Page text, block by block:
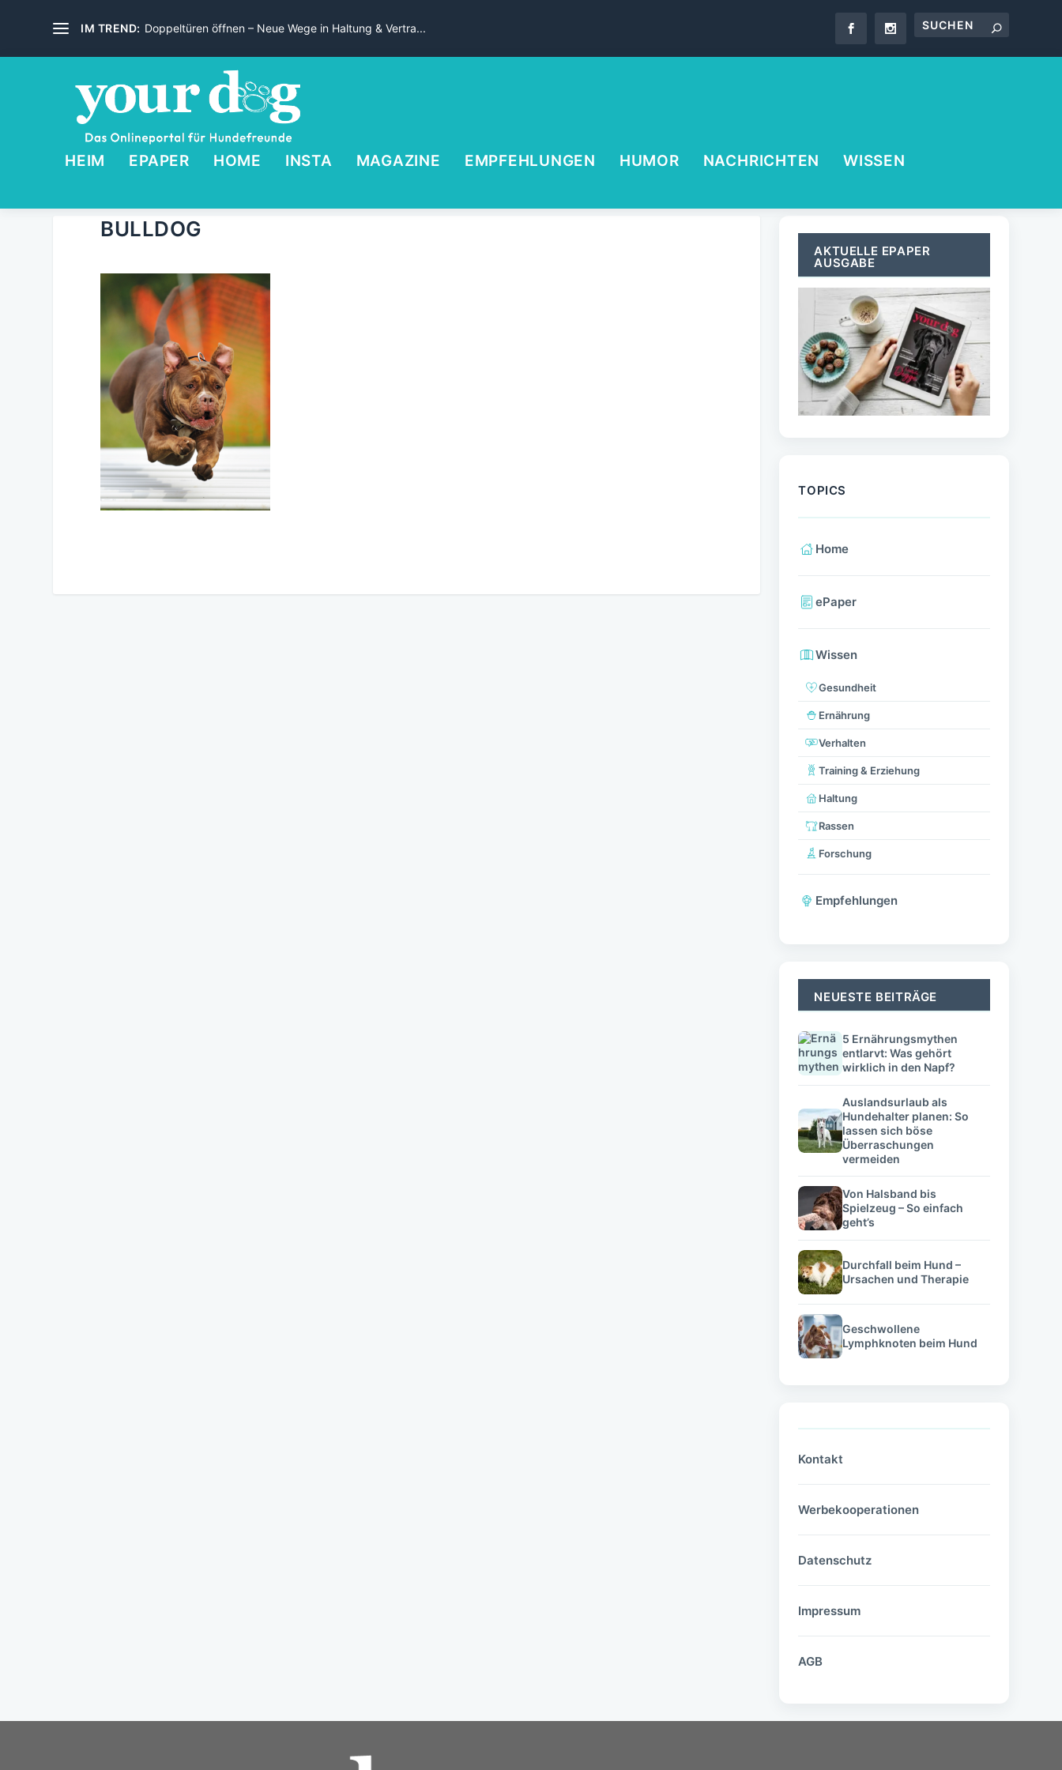
IM TREND: Doppeltüren öffnen – Neue Wege in Haltung & Vertra...
HEIM EPAPER HOME INSTA MAGAZINE EMPFEHLUNGEN HUMOR NACHRICHTEN WISSEN
BULLDOG
AKTUELLE EPAPER
AUSGABE
TOPICS
Home
ePaper
Wissen
Gesundheit
Ernährung
Verhalten
Training & Erziehung
Haltung
Rassen
Forschung
Empfehlungen
NEUESTE BEITRÄGE
5 Ernährungsmythen
entlarvt: Was gehört
wirklich in den Napf?
Auslandsurlaub als
Hundehalter planen: So
lassen sich böse
Überraschungen
vermeiden
Von Halsband bis
Spielzeug – So einfach
geht’s
Durchfall beim Hund –
Ursachen und Therapie
Geschwollene
Lymphknoten beim Hund
Kontakt
Werbekooperationen
Datenschutz
Impressum
AGB